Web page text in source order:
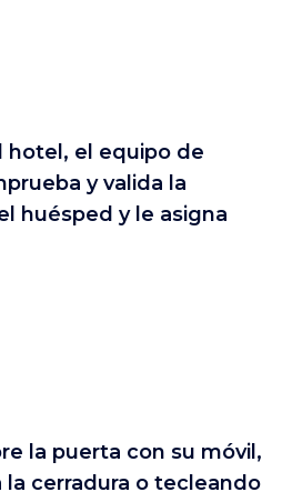
hotel, el equipo de
y valida la
huésped y le asigna
la puerta con su móvil,
la cerradura o tecleando